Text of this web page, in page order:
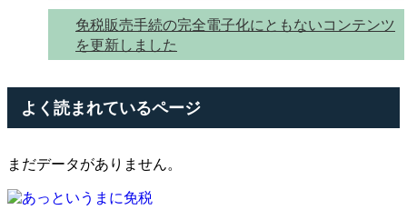
免税販売手続の完全電子化にともないコンテンツ
を更新しました
よく読まれているページ
まだデータがありません。